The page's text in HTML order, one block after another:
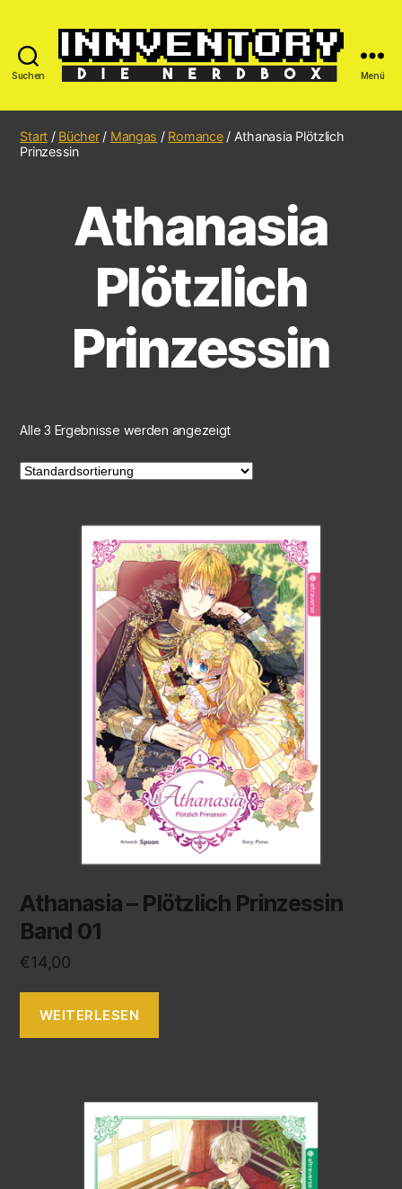
Suchen Menü
Start / Bücher/ Mangas / Romance/ Athanasia Plötzlich
Prinzessin
Athanasia
Plötzlich
Prinzessin
Alle 3 Ergebnisse werden angezeigt
Athanasia – Plötzlich Prinzessin
Band 01
€14,00
WEITERLESEN